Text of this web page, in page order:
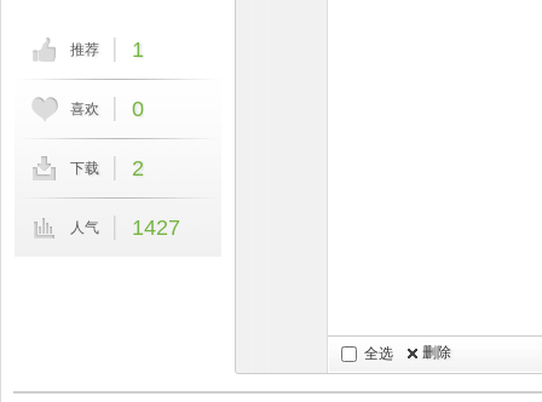
全选 删除
推荐 1
喜欢 0
下载 2
人气 1427